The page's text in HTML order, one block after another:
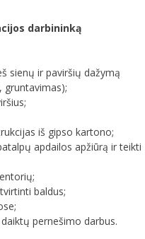
darbininką
sienų ir paviršių dažymą
gruntavimas);
iš gipso kartono;
apdailos apžiūrą ir teikti
baldus;
pernešimo darbus.